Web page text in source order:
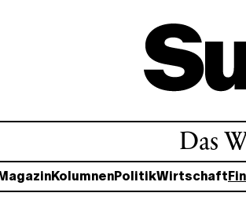
Das
KolumnenPolitikWirtschaft